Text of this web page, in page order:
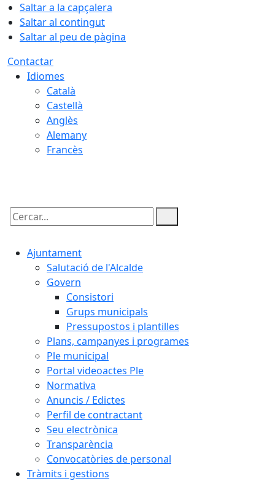
Saltar a la capçalera
Saltar al contingut
Saltar al peu de pàgina
Contactar
Idiomes
Català
Castellà
Anglès
Alemany
Francès
Cercar:
Ajuntament
Salutació de l'Alcalde
Govern
Consistori
Grups municipals
Pressupostos i plantilles
Plans, campanyes i programes
Ple municipal
Portal videoactes Ple
Normativa
Anuncis / Edictes
Perfil de contractant
Seu electrònica
Transparència
Convocatòries de personal
Tràmits i gestions